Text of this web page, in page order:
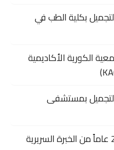
بكلية الطب في
الكورية الأكاديمية
بمستشفى